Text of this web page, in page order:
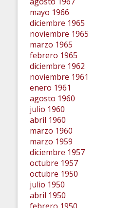
mayo 1966
diciembre 1965
noviembre 1965
marzo 1965
febrero 1965
diciembre 1962
noviembre 1961
enero 1961
agosto 1960
julio 1960
abril 1960
marzo 1960
marzo 1959
diciembre 1957
octubre 1957
octubre 1950
julio 1950
abril 1950